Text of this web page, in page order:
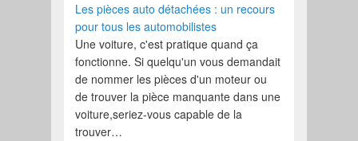
Les pièces auto détachées : un recours
pour tous les automobilistes
Une voiture, c'est pratique quand ça
fonctionne. Si quelqu'un vous demandait
de nommer les pièces d'un moteur ou
de trouver la pièce manquante dans une
voiture,seriez-vous capable de la
trouver…